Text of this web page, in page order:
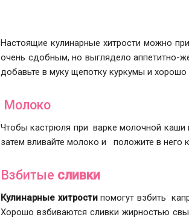
Настоящие кулинарные хитрости можно
очень сдобным, но выглядело аппетитно-
добавьте в муку щепотку куркумы и хорошо
Молоко
Чтобы кастрюля при варке молочной каши
затем вливайте молоко и положите в него
Взбитые сливки
Кулинарные хитростипомогут взбить
Хорошо взбиваются сливки жирностью